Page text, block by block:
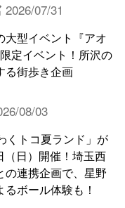
2026/07/31
大型イベント『アオ
定イベント！所沢の
る街歩き企画
08/03
くトコ夏ランド」が
（日）開催！埼玉西
の連携企画で、星野
ボール体験も！